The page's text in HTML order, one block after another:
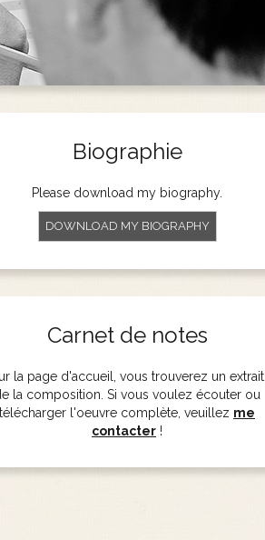
Biographie
Please download my biography.
DOWNLOAD MY BIOGRAPHY
Carnet de notes
la page d'accueil, vous trouverez un extrait
la composition. Si vous voulez écouter ou
télécharger l'oeuvre complète, veuillez me
contacter !